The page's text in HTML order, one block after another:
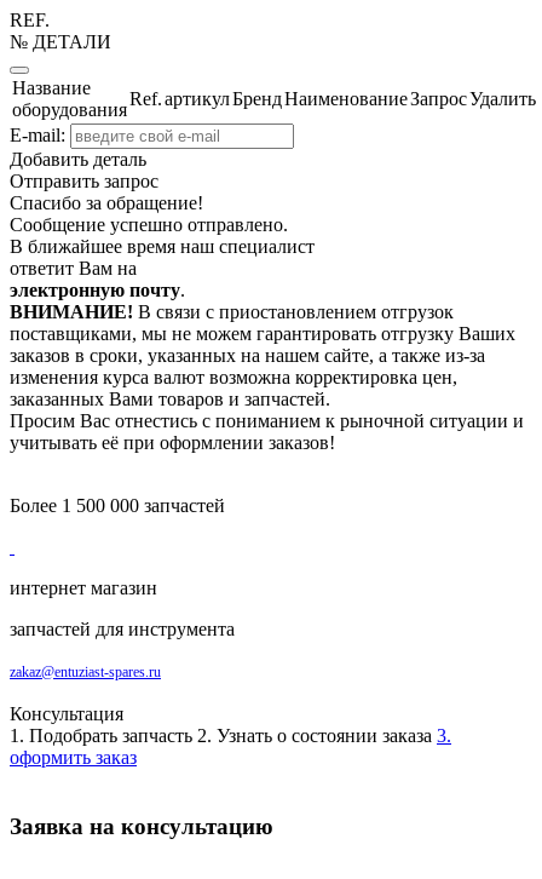
REF.
№ ДЕТАЛИ
Название
оборудования
Ref.артикулБрендНаименованиеЗапросУдалить
E-mail:
Добавить деталь
Отправить запрос
Спасибо за обращение!
Сообщение успешно отправлено.
В ближайшее время наш специалист
ответит Вам на
электронную почту.
ВНИМАНИЕ! В связи с приостановлением отгрузок
поставщиками, мы не можем гарантировать отгрузку Ваших
заказов в сроки, указанных на нашем сайте, а также из-за
изменения курса валют возможна корректировка цен,
заказанных Вами товаров и запчастей.
Просим Вас отнестись с пониманием к рыночной ситуации и
учитывать её при оформлении заказов!
Более 1 500 000 запчастей
интернет магазин
запчастей для инструмента
zakaz@entuziast-spares.ru
Консультация
1. Подобрать запчасть 2. Узнать о состоянии заказа 3.
оформить заказ
Заявка на консультацию